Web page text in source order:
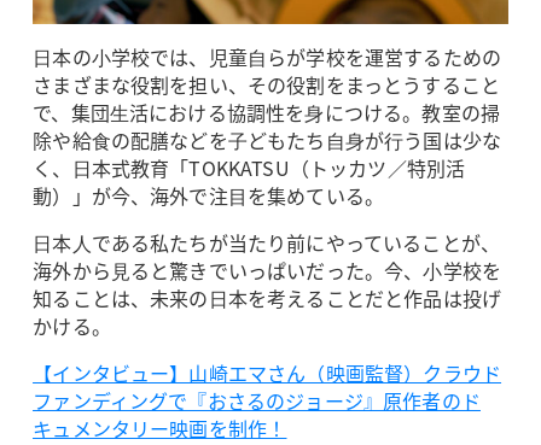
⽇本の⼩学校では、児童⾃らが学校を運営するための
さまざまな役割を担い、その役割をまっとうすること
で、集団⽣活における協調性を⾝につける。教室の掃
除や給⾷の配膳などを⼦どもたち⾃⾝が⾏う国は少な
く、⽇本式教育「TOKKATSU（トッカツ／特別活
動）」が今、海外で注⽬を集めている。
⽇本⼈である私たちが当たり前にやっていることが、
海外から⾒ると驚きでいっぱいだった。今、⼩学校を
知ることは、未来の⽇本を考えることだと作品は投げ
かける。
【インタビュー】山崎エマさん（映画監督）クラウド
ファンディングで『おさるのジョージ』原作者のド
キュメンタリー映画を制作！